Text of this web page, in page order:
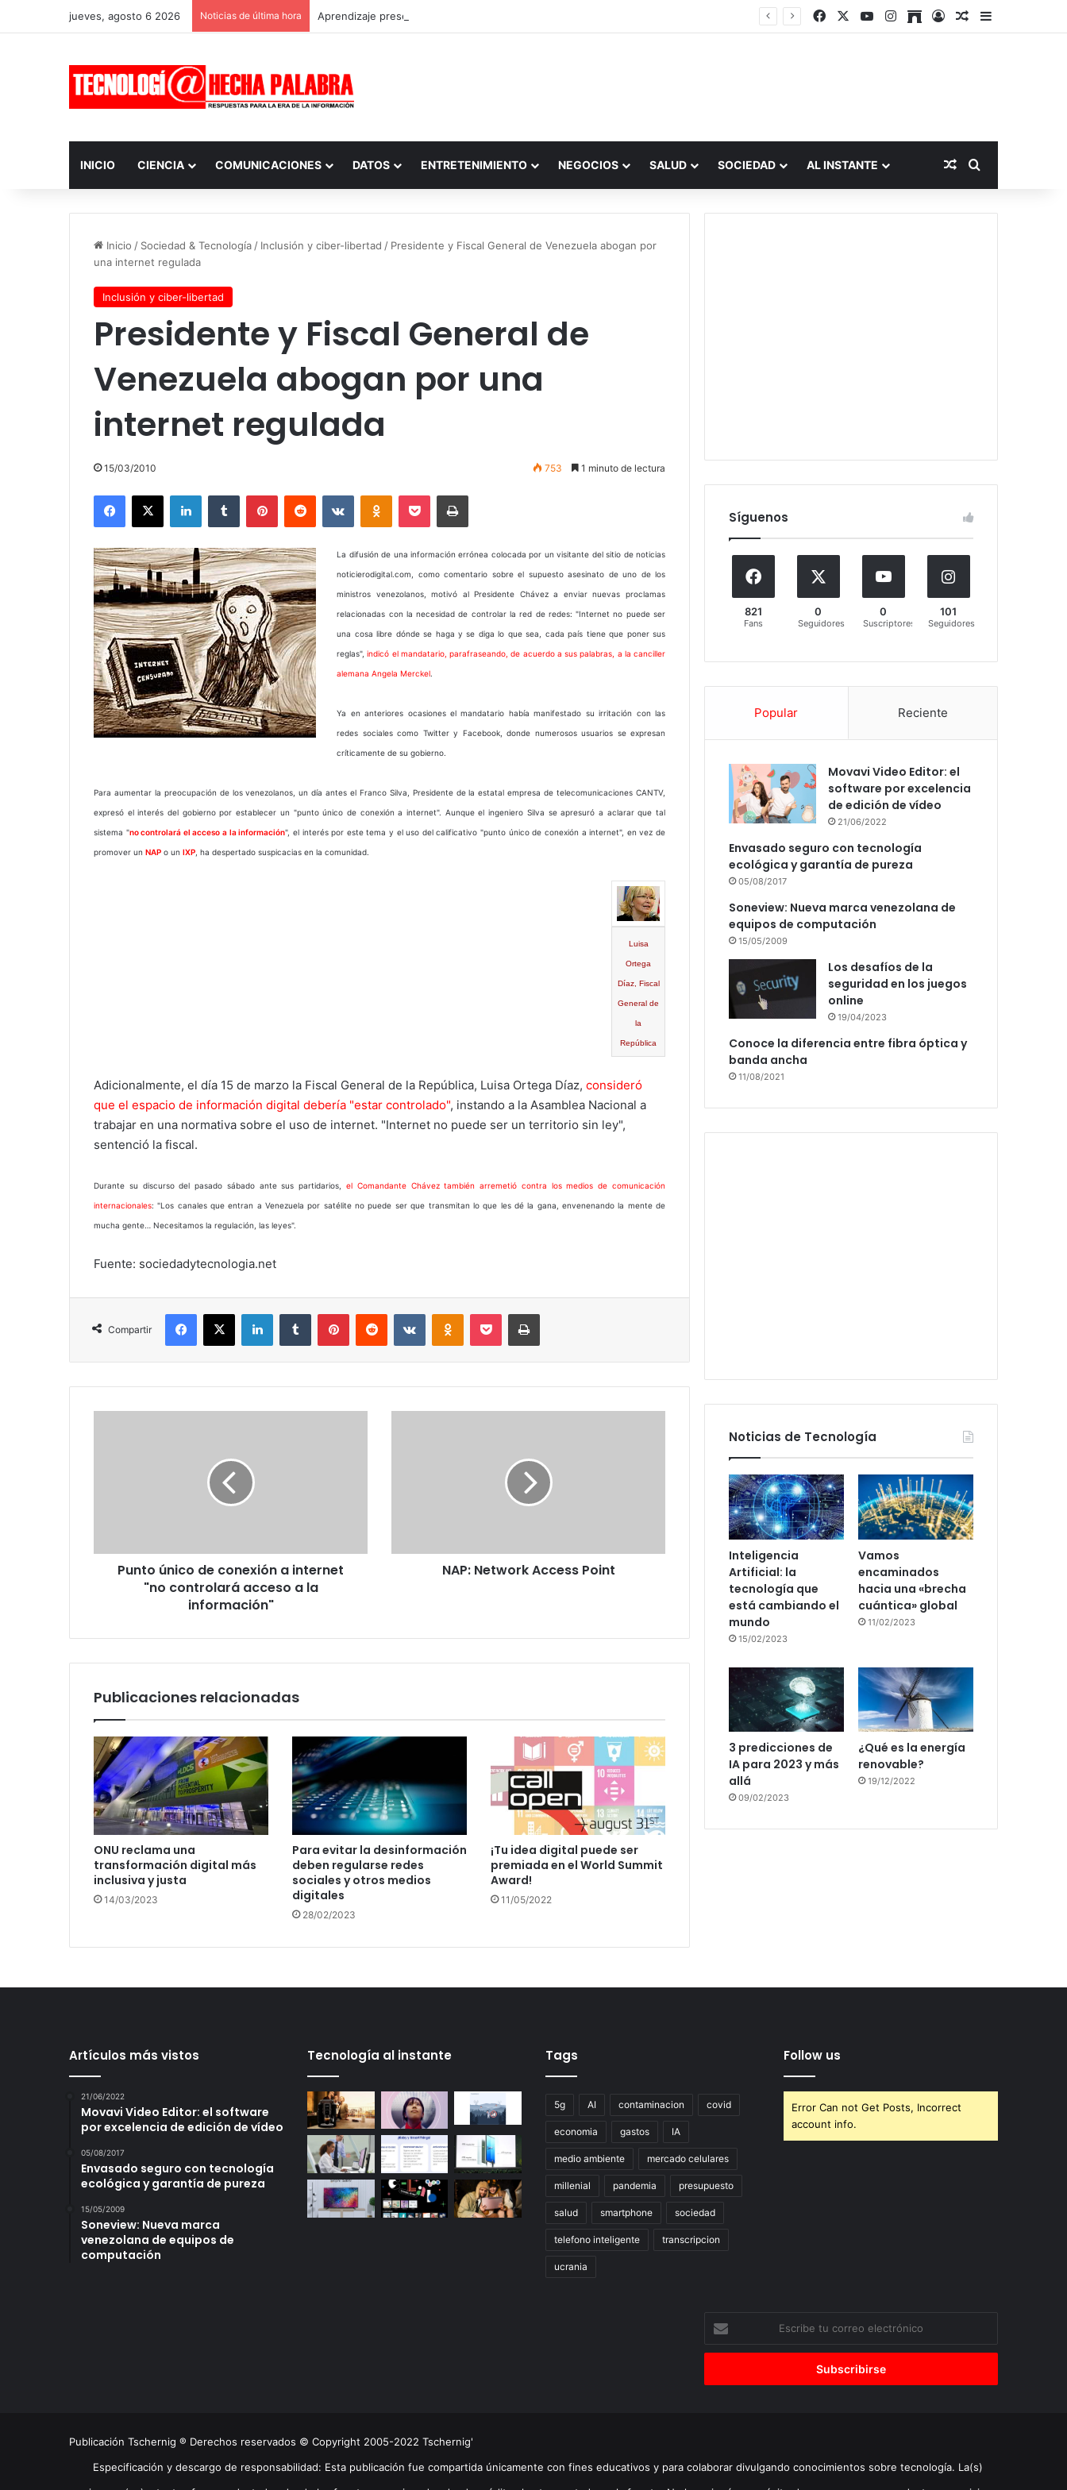
jueves, agosto 6 2026 Noticias de última hora Aprendizaje presencial vs. por internet FacebookYouTubeInstagram
ArchiveAccesoPublicación al
Barra lateral
INICIO CIENCIA COMUNICACIONES DATOS ENTRETENIMIENTO NEGOCIOS SALUD SOCIEDAD AL INSTANTE Publicación al
Buscar por
Inicio / Sociedad & Tecnología / Inclusión y ciber-libertad / Presidente y Fiscal General de Venezuela abogan por
una internet regulada
Inclusión y ciber-libertad
Presidente y Fiscal General de
Venezuela abogan por una
internet regulada
15/03/2010 753 1 minuto de lectura
Facebook
X LinkedInTumblr PinterestReddit VKontakteOdnoklassniki
Pocket Imprimir
La difusión de una información errónea colocada por un visitante del sitio de noticias
noticierodigital.com, como comentario sobre el supuesto asesinato de uno de los
ministros venezolanos, motivó al Presidente Chávez a enviar nuevas proclamas
relacionadas con la necesidad de controlar la red de redes: "Internet no puede ser
una cosa libre dónde se haga y se diga lo que sea, cada país tiene que poner sus
reglas",indicó el mandatario, parafraseando, de acuerdo a sus palabras, a la canciller
alemana Angela Merckel
Ya en anteriores ocasiones el mandatario había manifestado su irritación con las
redes sociales como Twitter y Facebook, donde numerosos usuarios se expresan
críticamente de su gobierno.
Para aumentar la preocupación de los venezolanos, un día antes el Franco Silva, Presidente de la estatal empresa de telecomunicaciones CANTV,
expresó el interés del gobierno por establecer un "punto único de conexión a internet". Aunque el ingeniero Silva se apresuró a aclarar que tal
sistema "no controlará el acceso a la información", el interés por este tema y el uso del calificativo "punto único de conexión a internet", en vez de
promover un NAP o un IXP , ha despertado suspicacias en la comunidad.
Luisa
Ortega
Díaz, Fiscal
General de
la
República
Adicionalmente, el día 15 de marzo la Fiscal General de la República, Luisa Ortega Díaz, consideró
que el espacio de información digital debería "estar controlado", instando a la Asamblea Nacional a
trabajar en una normativa sobre el uso de internet. "Internet no puede ser un territorio sin ley",
sentenció la fiscal.
Durante su discurso del pasado sábado ante sus partidarios, el Comandante Chávez también arremetió contra los medios de comunicación
internacionales: "Los canales que entran a Venezuela por satélite no puede ser que transmitan lo que les dé la gana, envenenando la mente de
mucha gente… Necesitamos la regulación, las leyes".
Fuente: sociedadytecnologia.net
Compartir
Facebook
X LinkedInTumblr PinterestReddit VKontakteOdnoklassniki
Pocket Imprimir
acceso
Punto único de conexión a internet
"no controlará acceso a la
información"
NAP: Network Access Point
Publicaciones relacionadas
ONU reclama una
transformación digital más
inclusiva y justa
14/03/2023
Para evitar la desinformación
deben regularse redes
sociales y otros medios
digitales
28/02/2023
¡Tu idea digital puede ser
premiada en el World Summit
Award!
11/05/2022
Síguenos
821
Fans
0
Seguidores
0
Suscriptores
101
Seguidores
Popular Reciente
Movavi Video Editor: el
software por excelencia
de edición de vídeo
21/06/2022
Envasado seguro con tecnología
ecológica y garantía de pureza
05/08/2017
Soneview: Nueva marca venezolana de
equipos de computación
15/05/2009
Los desafíos de la
seguridad en los juegos
online
19/04/2023
Conoce la diferencia entre fibra óptica y
banda ancha
11/08/2021
Noticias de Tecnología
Inteligencia
Artificial: la
tecnología que
está cambiando el
mundo
15/02/2023
Vamos
encaminados
hacia una «brecha
cuántica» global
11/02/2023
3 predicciones de
IA para 2023 y más
allá
09/02/2023
¿Qué es la energía
renovable?
19/12/2022
Artículos más vistos
21/06/2022
Movavi Video Editor: el software
por excelencia de edición de vídeo
05/08/2017
Envasado seguro con tecnología
ecológica y garantía de pureza
15/05/2009
Soneview: Nueva marca
venezolana de equipos de
computación
Tecnología al instante Tags
5g AI contaminacion covid
economia gastos IA
medio ambiente mercado celulares
millenial pandemia presupuesto
salud smartphone sociedad
telefono inteligente transcripcion
ucrania
Follow us
Error Can not Get Posts, Incorrect
account info.
correo
Publicación Tschernig ® Derechos reservados © Copyright 2005-2022 Tschernig'
Especificación y descargo de responsabilidad: Esta publicación fue compartida únicamente con fines educativos y para colaborar divulgando conocimientos sobre tecnología. La(s)